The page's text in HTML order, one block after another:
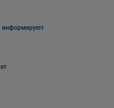
информируют